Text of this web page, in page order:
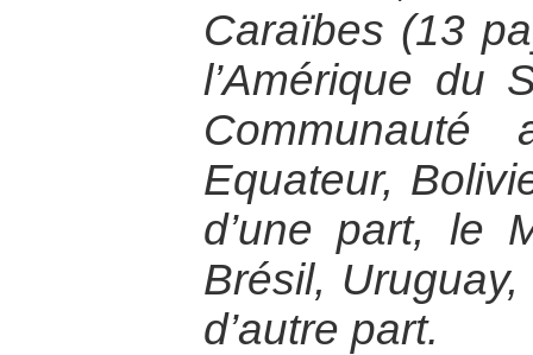
Caraïbes (13
l’Amérique du
Communauté
Equateur,
d’une part, le
Brésil,
d’autre part.